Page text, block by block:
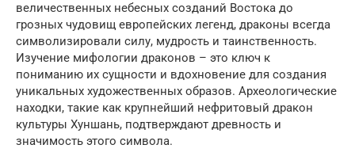
величественных небесных созданий Востока до
грозных чудовищ европейских легенд, драконы всегда
символизировали силу, мудрость и таинственность.
Изучение мифологии драконов – это ключ к
пониманию их сущности и вдохновение для создания
уникальных художественных образов. Археологические
находки, такие как крупнейший нефритовый дракон
культуры Хуншань, подтверждают древность и
значимость этого символа.